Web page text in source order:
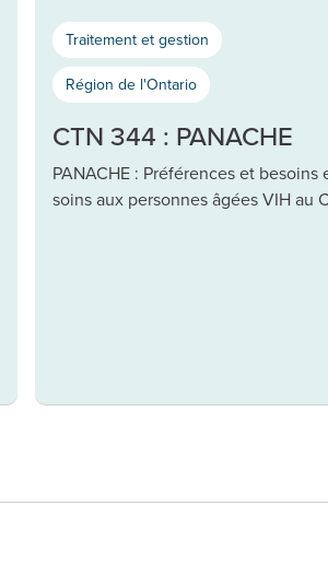
Traitement et gestion
Région de l'Ontario
CTN 344 : PANACHE
PANACHE : Préférences et besoins
soins aux personnes âgées VIH au